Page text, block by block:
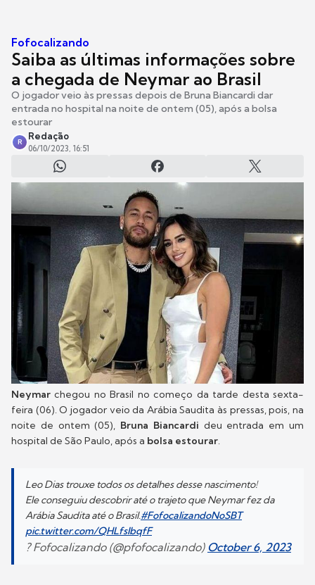
Fofocalizando
Saiba as últimas informações sobre
a chegada de Neymar ao Brasil
O jogador veio às pressas depois de Bruna Biancardi dar
entrada no hospital na noite de ontem (05), após a bolsa
estourar
R
Redação
06/10/2023, 16:51
Neymar chegou no Brasil no começo da tarde desta sexta-
feira (06). O jogador veio da Arábia Saudita às pressas, pois, na
noite de ontem (05), Bruna Biancardi deu entrada em um
hospital de São Paulo, após a bolsa estourar.
Leo Dias trouxe todos os detalhes desse nascimento!
Ele conseguiu descobrir até o trajeto que Neymar fez da
Arábia Saudita até o Brasil.#FofocalizandoNoSBT
pic.twitter.com/QHLfslbqfF
? Fofocalizando (@pfofocalizando) October 6, 2023